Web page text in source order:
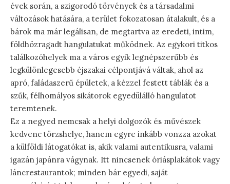
évek során, a szigorodó törvények és a társadalmi
változások hatására, a terület fokozatosan átalakult, és a
bárok ma már legálisan, de megtartva az eredeti, intim,
földhözragadt hangulatukat működnek. Az egykori titkos
találkozóhelyek ma a város egyik legnépszerűbb és
legkülönlegesebb éjszakai célpontjává váltak, ahol az
apró, faládaszerű épületek, a kézzel festett táblák és a
szűk, félhomályos sikátorok egyedülálló hangulatot
teremtenek.
Ez a negyed nemcsak a helyi dolgozók és művészek
kedvenc törzshelye, hanem egyre inkább vonzza azokat
a külföldi látogatókat is, akik valami autentikusra, valami
igazán japánra vágynak. Itt nincsenek óriásplakátok vagy
láncrestaurantok; minden bár egyedi, saját